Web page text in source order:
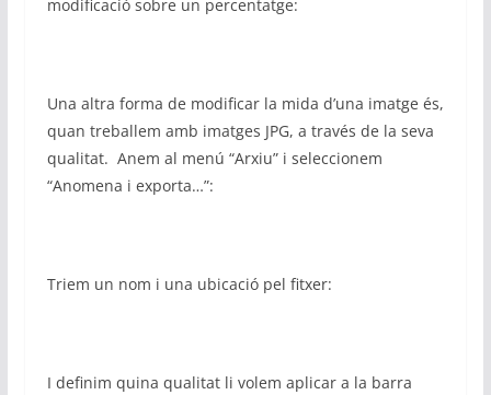
modificació sobre un percentatge:
Una altra forma de modificar la mida d’una imatge és,
quan treballem amb imatges JPG, a través de la seva
qualitat. Anem al menú “Arxiu” i seleccionem
“Anomena i exporta…”:
Triem un nom i una ubicació pel fitxer:
I definim quina qualitat li volem aplicar a la barra